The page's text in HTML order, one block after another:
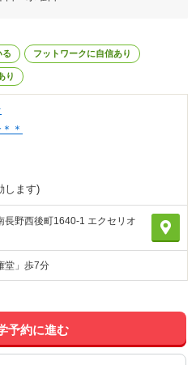
る フットワークに自信あり
り
＊
します)
長野西後町1640-1 エクセリオ
堂」歩7分
予約に進む